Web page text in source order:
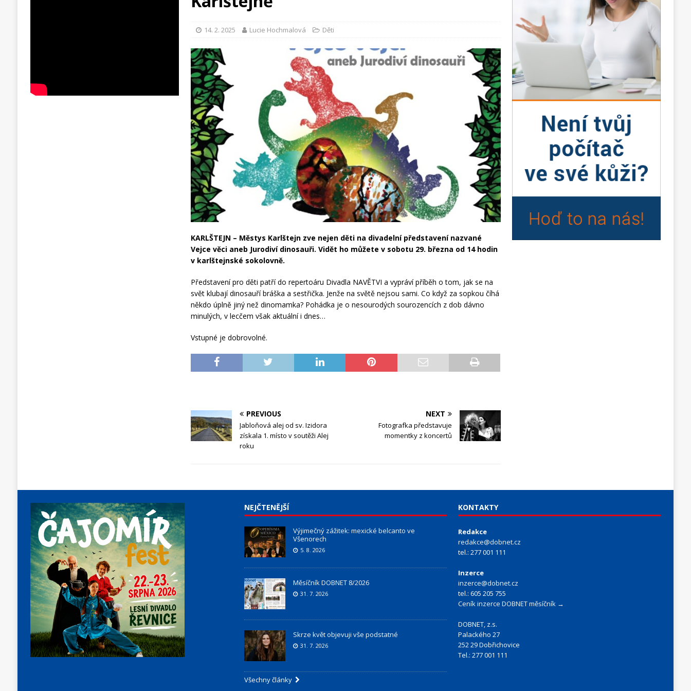
14. 2. 2025 Lucie Hochmalová Děti
KARLŠTEJN – Městys Karlštejn zve nejen děti na divadelní představení nazvané
Vejce věci aneb Jurodiví dinosauři. Vidět ho můžete v sobotu 29. března od 14 hodin
v karlštejnské sokolovně.
Představení pro děti patří do repertoáru Divadla NAVĚTVI a vypráví příběh o tom, jak se na
svět klubají dinosauří bráška a sestřička. Jenže na světě nejsou sami. Co když za sopkou číhá
někdo úplně jiný než dinomamka? Pohádka je o nesourodých sourozencích z dob dávno
minulých, v lecčem však aktuální i dnes…
Vstupné je dobrovolné.
PREVIOUS
Jabloňová alej od sv. Izidora
získala 1. místo v soutěži Alej
roku
NEXT
Fotografka představuje
momentky z koncertů
NEJČTENĚJŠÍ
Výjimečný zážitek: mexické belcanto ve
Všenorech
5. 8. 2026
Měsíčník DOBNET 8/2026
31. 7. 2026
Skrze květ objevuji vše podstatné
31. 7. 2026
Všechny články
KONTAKTY
Redakce
redakce@dobnet.cz
tel.: 277 001 111
Inzerce
inzerce@dobnet.cz
tel.: 605 205 755
Ceník inzerce DOBNET měsíčník →
DOBNET, z.s.
Palackého 27
252 29 Dobřichovice
Tel.: 277 001 111